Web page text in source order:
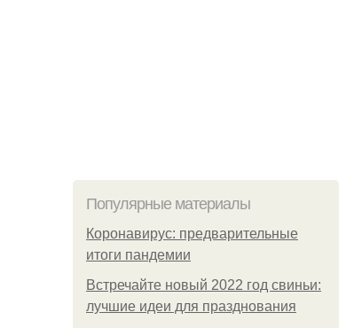
Популярные материалы
Коронавирус: предварительные
итоги пандемии
Встречайте новый 2022 год свиньи:
лучшие идеи для празднования